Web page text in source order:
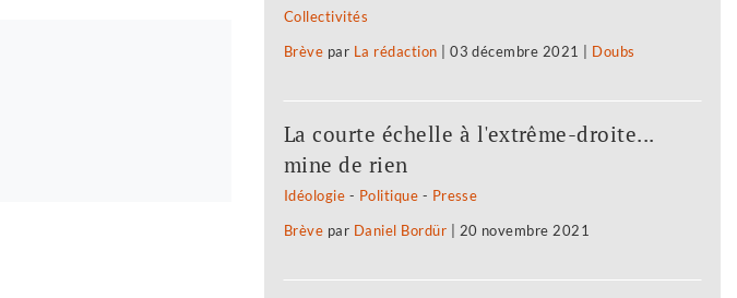
Collectivités
Brève par La rédaction |03 décembre 2021 Doubs
La courte échelle à l'extrême-droite...
mine de rien
Idéologie - Politique - Presse
Brève par Daniel Bordür 20 novembre 2021